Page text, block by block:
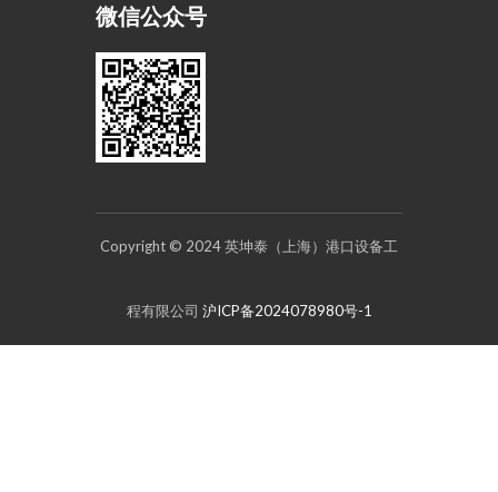
微信公众号
Copyright © 2024 英坤泰（上海）港口设备工
程有限公司 沪ICP备2024078980号-1